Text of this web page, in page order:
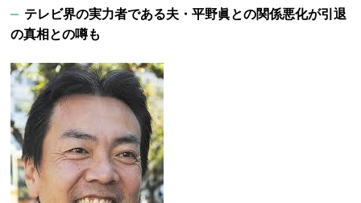
テレビ界の実力者である夫・平野眞との関係悪化が引退
の真相との噂も